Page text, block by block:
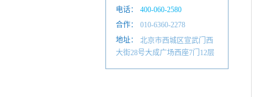
电话：
400-060-2580
010-6601 4884
合作：
010-6360-2278
地址：
北京市西城区宣武门西
大街28号大成广场西座7门12层